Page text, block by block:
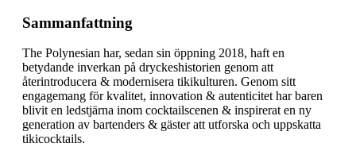
Sammanfattning
The Polynesian har, sedan sin öppning 2018, haft en
betydande inverkan på dryckeshistorien genom att
återintroducera & modernisera tikikulturen. Genom sitt
engagemang för kvalitet, innovation & autenticitet har baren
blivit en ledstjärna inom cocktailscenen & inspirerat en ny
generation av bartenders & gäster att utforska och uppskatta
tikicocktails.